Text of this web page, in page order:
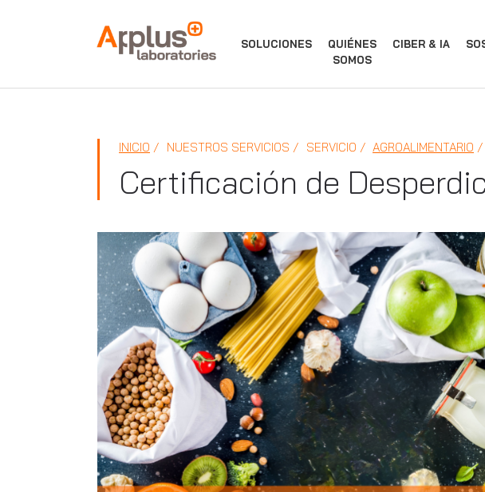
APPLUS+ SOLUCIONES
QUIÉNES
SOMOS
CIBER & IA
INICIO NUESTROS SERVICIOS SERVICIO AGROALIMENTARIO
Certificación de